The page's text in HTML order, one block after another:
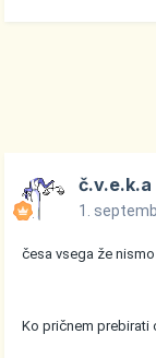
č.v.e.k.a
1.
česa vsega že
Ko pričnem